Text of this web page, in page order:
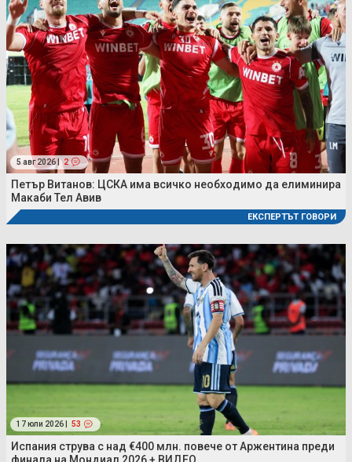
5 авг 2026 | 2
Петър Витанов: ЦСКА има всичко необходимо да елиминира
Макаби Тел Авив
ЕКСПЕРТЪТ ГОВОРИ
17 юли 2026 | 53
Испания струва с над €400 млн. повече от Аржентина преди